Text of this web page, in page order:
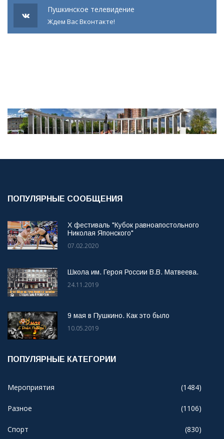
Пушкинское телевидение
Ждем Вас Вконтакте!
ПОПУЛЯРНЫЕ СООБЩЕНИЯ
X фестиваль "Кубок равноапостольного
Николая Японского"
07.02.2020
Школа им. Героя России В.В. Матвеева.
24.11.2019
9 мая в Пушкино. Как это было
10.05.2019
ПОПУЛЯРНЫЕ КАТЕГОРИИ
Мероприятия (1484)
Разное (1106)
Спорт (830)